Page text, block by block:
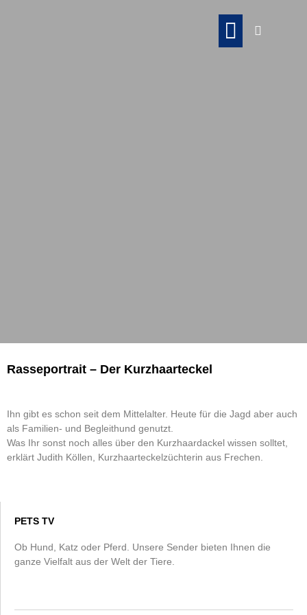
Rasseportrait – Der Kurzhaarteckel
Ihn gibt es schon seit dem Mittelalter. Heute für die Jagd aber auch
als Familien- und Begleithund genutzt.
Was Ihr sonst noch alles über den Kurzhaardackel wissen solltet,
erklärt Judith Köllen, Kurzhaarteckelzüchterin aus Frechen.
PETS TV
Ob Hund, Katz oder Pferd. Unsere Sender bieten Ihnen die
ganze Vielfalt aus der Welt der Tiere.